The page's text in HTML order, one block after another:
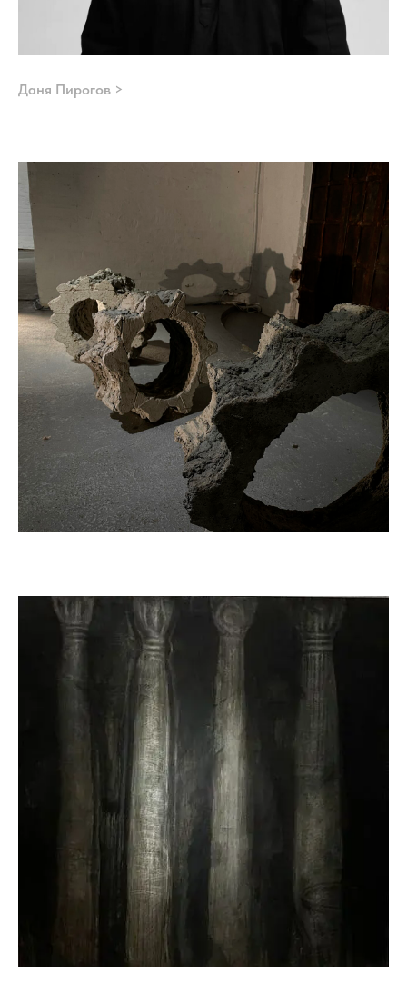
Даня Пирогов >